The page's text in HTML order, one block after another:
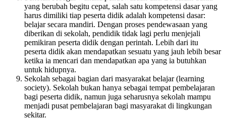
yang berubah begitu cepat, salah satu kompetensi dasar yang
harus dimiliki tiap peserta didik adalah kompetensi dasar:
belajar secara mandiri. Dengan proses pendewasaan yang
diberikan di sekolah, pendidik tidak lagi perlu menjejali
pemikiran peserta didik dengan perintah. Lebih dari itu
peserta didik akan mendapatkan sesuatu yang jauh lebih besar
ketika ia mencari dan mendapatkan apa yang ia butuhkan
untuk hidupnya.
Sekolah sebagai bagian dari masyarakat belajar (learning
society). Sekolah bukan hanya sebagai tempat pembelajaran
bagi peserta didik, namun juga seharusnya sekolah mampu
menjadi pusat pembelajaran bagi masyarakat di lingkungan
sekitar.